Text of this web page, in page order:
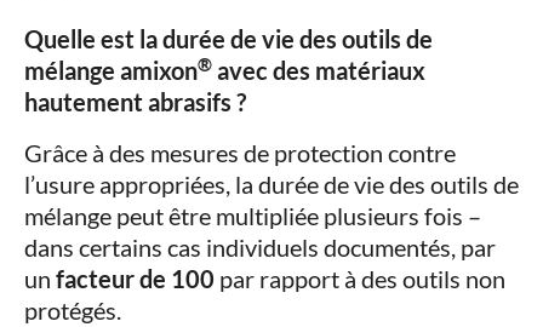
Quelle est la durée de vie des outils de
mélange amixon® avec des matériaux
hautement abrasifs ?
Grâce à des mesures de protection contre
l’usure appropriées, la durée de vie des outils de
mélange peut être multipliée plusieurs fois –
dans certains cas individuels documentés, par
un facteur de 100 par rapport à des outils non
protégés.